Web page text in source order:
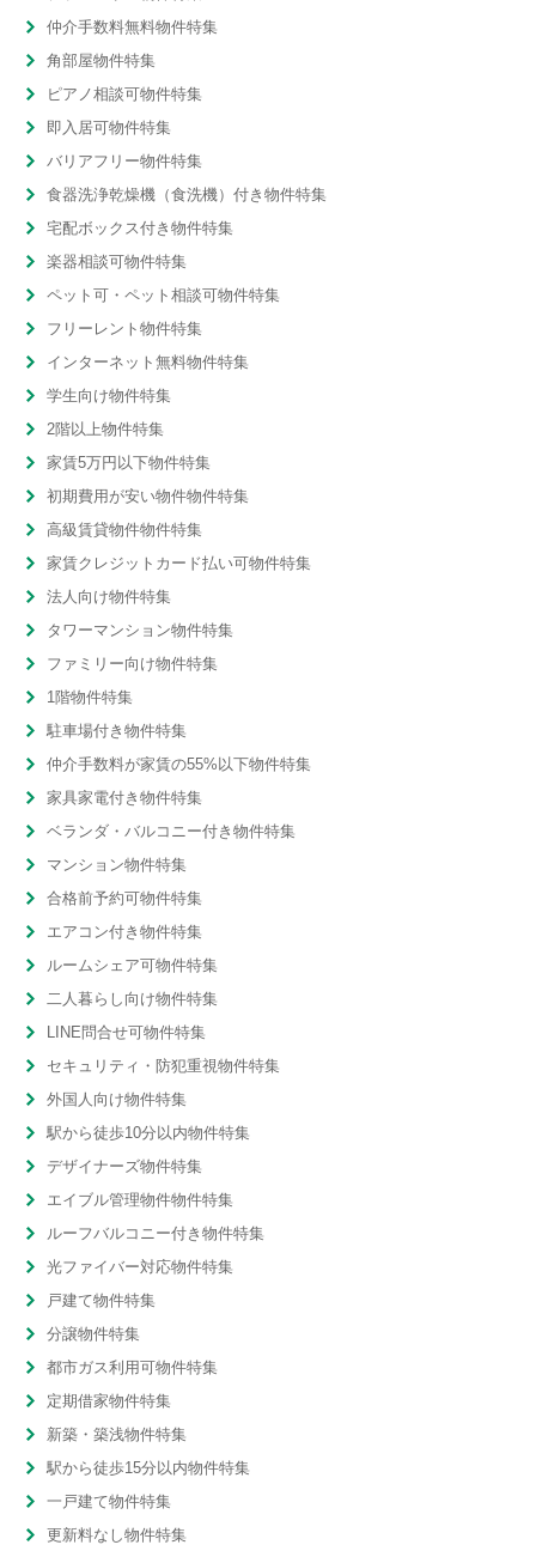
仲介手数料無料物件特集
角部屋物件特集
ピアノ相談可物件特集
即入居可物件特集
バリアフリー物件特集
食器洗浄乾燥機（食洗機）付き物件特集
宅配ボックス付き物件特集
楽器相談可物件特集
ペット可・ペット相談可物件特集
フリーレント物件特集
インターネット無料物件特集
学生向け物件特集
2階以上物件特集
家賃5万円以下物件特集
初期費用が安い物件物件特集
高級賃貸物件物件特集
家賃クレジットカード払い可物件特集
法人向け物件特集
タワーマンション物件特集
ファミリー向け物件特集
1階物件特集
駐車場付き物件特集
仲介手数料が家賃の55%以下物件特集
家具家電付き物件特集
ベランダ・バルコニー付き物件特集
マンション物件特集
合格前予約可物件特集
エアコン付き物件特集
ルームシェア可物件特集
二人暮らし向け物件特集
LINE問合せ可物件特集
セキュリティ・防犯重視物件特集
外国人向け物件特集
駅から徒歩10分以内物件特集
デザイナーズ物件特集
エイブル管理物件物件特集
ルーフバルコニー付き物件特集
光ファイバー対応物件特集
戸建て物件特集
分譲物件特集
都市ガス利用可物件特集
定期借家物件特集
新築・築浅物件特集
駅から徒歩15分以内物件特集
一戸建て物件特集
更新料なし物件特集